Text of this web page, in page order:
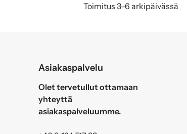
Toimitus 3–6 arkipäivässä
Asiakaspalvelu
Olet tervetullut ottamaan
yhteyttä
asiakaspalveluumme.